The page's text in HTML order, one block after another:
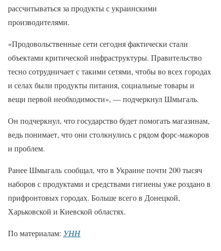
рассчитываться за продукты с украинскими
производителями.
«Продовольственные сети сегодня фактически стали
объектами критической инфраструктуры. Правительство
тесно сотрудничает с такими сетями, чтобы во всех городах
и селах были продукты питания, социальные товары и
вещи первой необходимости», — подчеркнул Шмыгаль.
Он подчеркнул, что государство будет помогать магазинам,
ведь понимает, что они столкнулись с рядом форс-мажоров
и проблем.
Ранее Шмыгаль сообщал, что в Украине почти 200 тысяч
наборов с продуктами и средствами гигиены уже роздано в
прифронтовых городах. Больше всего в Донецкой,
Харьковской и Киевской областях.
По материалам: УНН